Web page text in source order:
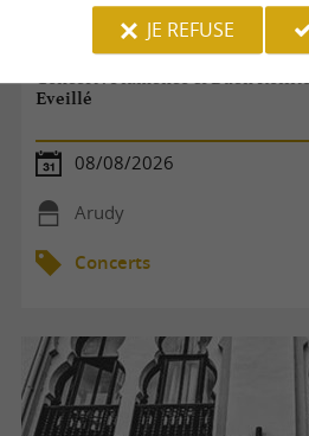
Concert : Flamenco & Buen
Eveillé
08/08/2026
Arudy
Concerts
JE REFUSE